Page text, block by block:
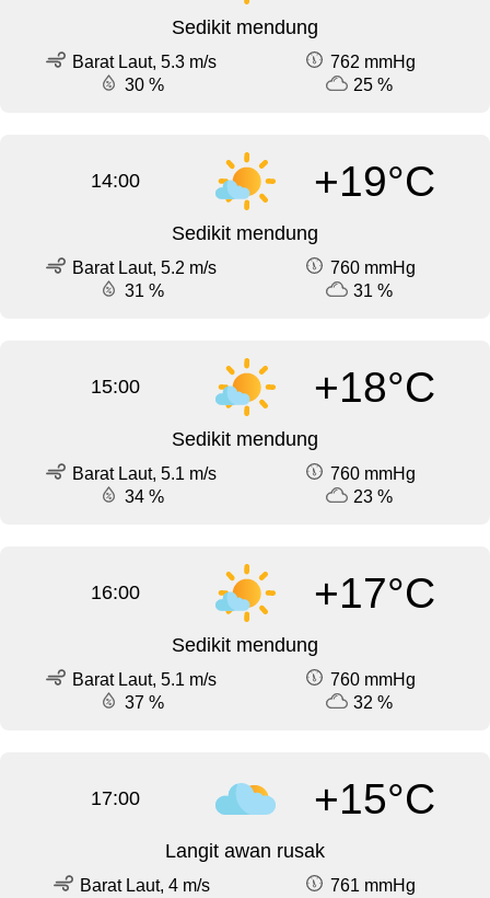
Sedikit mendung
Barat Laut, 5.3 m/s
762 mmHg
30 %
25 %
14:00 +19°C
Sedikit mendung
Barat Laut, 5.2 m/s
760 mmHg
31 %
31 %
15:00 +18°C
Sedikit mendung
Barat Laut, 5.1 m/s
760 mmHg
34 %
23 %
16:00 +17°C
Sedikit mendung
Barat Laut, 5.1 m/s
760 mmHg
37 %
32 %
17:00 +15°C
Langit awan rusak
Barat Laut, 4 m/s
761 mmHg